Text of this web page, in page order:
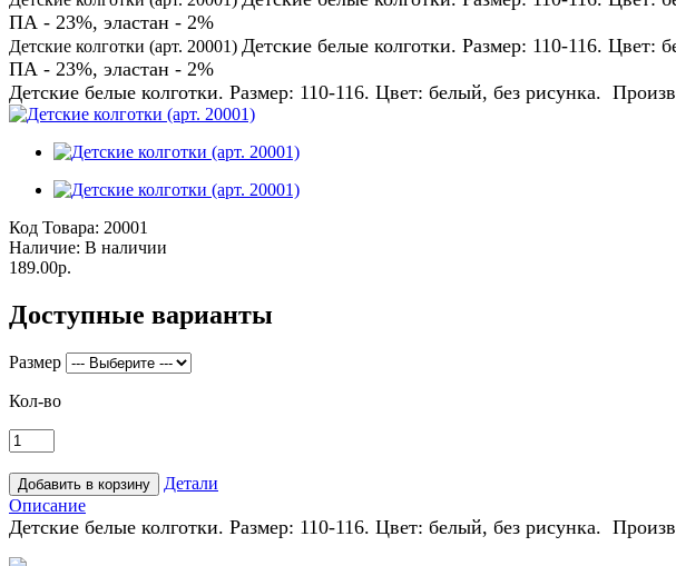
ПА - 23%, эластан - 2%
Детские колготки (арт. 20001) Детские белые колготки. Размер: 110-116. Цвет:
ПА - 23%, эластан - 2%
Детские белые колготки. Размер: 110-116. Цвет: белый, без рисунка.
Код Товара: 20001
Наличие: В наличии
189.00р.
Доступные варианты
Размер
Кол-во
Детали
Описание
Детские белые колготки. Размер: 110-116. Цвет: белый, без рисунка.